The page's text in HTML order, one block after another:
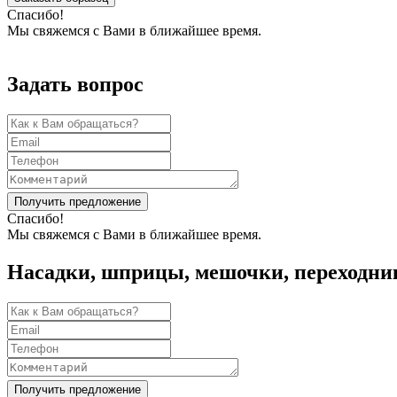
Спасибо!
Мы свяжемся с Вами в ближайшее время.
Задать вопрос
Получить предложение
Спасибо!
Мы свяжемся с Вами в ближайшее время.
Насадки, шприцы, мешочки,
Получить предложение